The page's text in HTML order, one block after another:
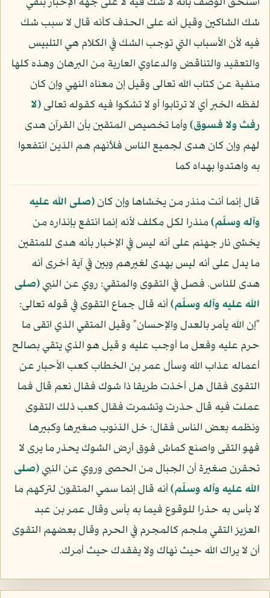
شك الشاكين وقيل أنه على الحذف كأنه قال لا سبب شك
فيه لأن الأسباب التي توجب الشك في الكلام هي التلبيس
والتعقيد والتناقض والدعاوي العارية من البرهان وهذه كلها
منفية عن كتاب الله تعالى وقيل إن معناه النهي وإن كان
لفظه الخبر أي لا ترتابوا أو لا تشكوا فيه كقوله تعالى﴿لا
رفث ولا فسوق﴾وأما تخصيص المتقين بأن القرآن هدى
لهم وإن كان هدى لجميع الناس فلأنهم هم الذين انتفعوا
به واهتدوا بهداه كما
قال إنما أنت منذر من يخشاها وإن كان(صلى الله عليه
وآله وسلّم)منذرا لكل مكلف لأنه إنما انتفع بإنذاره من
يخشى نار جهنم على أنه ليس في الإخبار بأنه هدى للمتقين
ما يدل على أنه ليس بهدى لغيرهم وبين في آية أخرى أنه
هدى للناس. فصل في التقوى والمتقي: روي عن النبي(صلى
الله عليه وآله وسلّم)أنه قال جماع التقوى في قوله تعالى:
"إن الله يأمر بالعدل والإحسان" وقيل المتقي الذي اتقى ما
حرم عليه وفعل ما أوجب عليه و قيل هو الذي يتقي بصالح
أعماله عذاب الله وسأل عمر بن الخطاب كعب الأحبار عن
التقوى فقال هل أخذت طريقا ذا شوك فقال نعم قال فما
عملت فيه قال حذرت وتشمرت فقال كعب ذلك التقوى
ونظمه بعض الناس فقال: خل الذنوب صغيرها وكبيرها
فهو التقى واصنع كماش فوق أرض الشوك يحذر ما يرى لا
تحقرن صغيرة أن الجبال من الحصى وروي عن النبي(صلى
الله عليه وآله وسلّم)أنه قال إنما سمي المتقون لتركهم ما
لا بأس به حذرا للوقوع فيما به بأس وقال عمر بن عبد
العزيز التقي ملجم كالمجرم في الحرم وقال بعضهم التقوى
أن لا يراك الله حيث نهاك ولا يفقدك حيث أمرك.